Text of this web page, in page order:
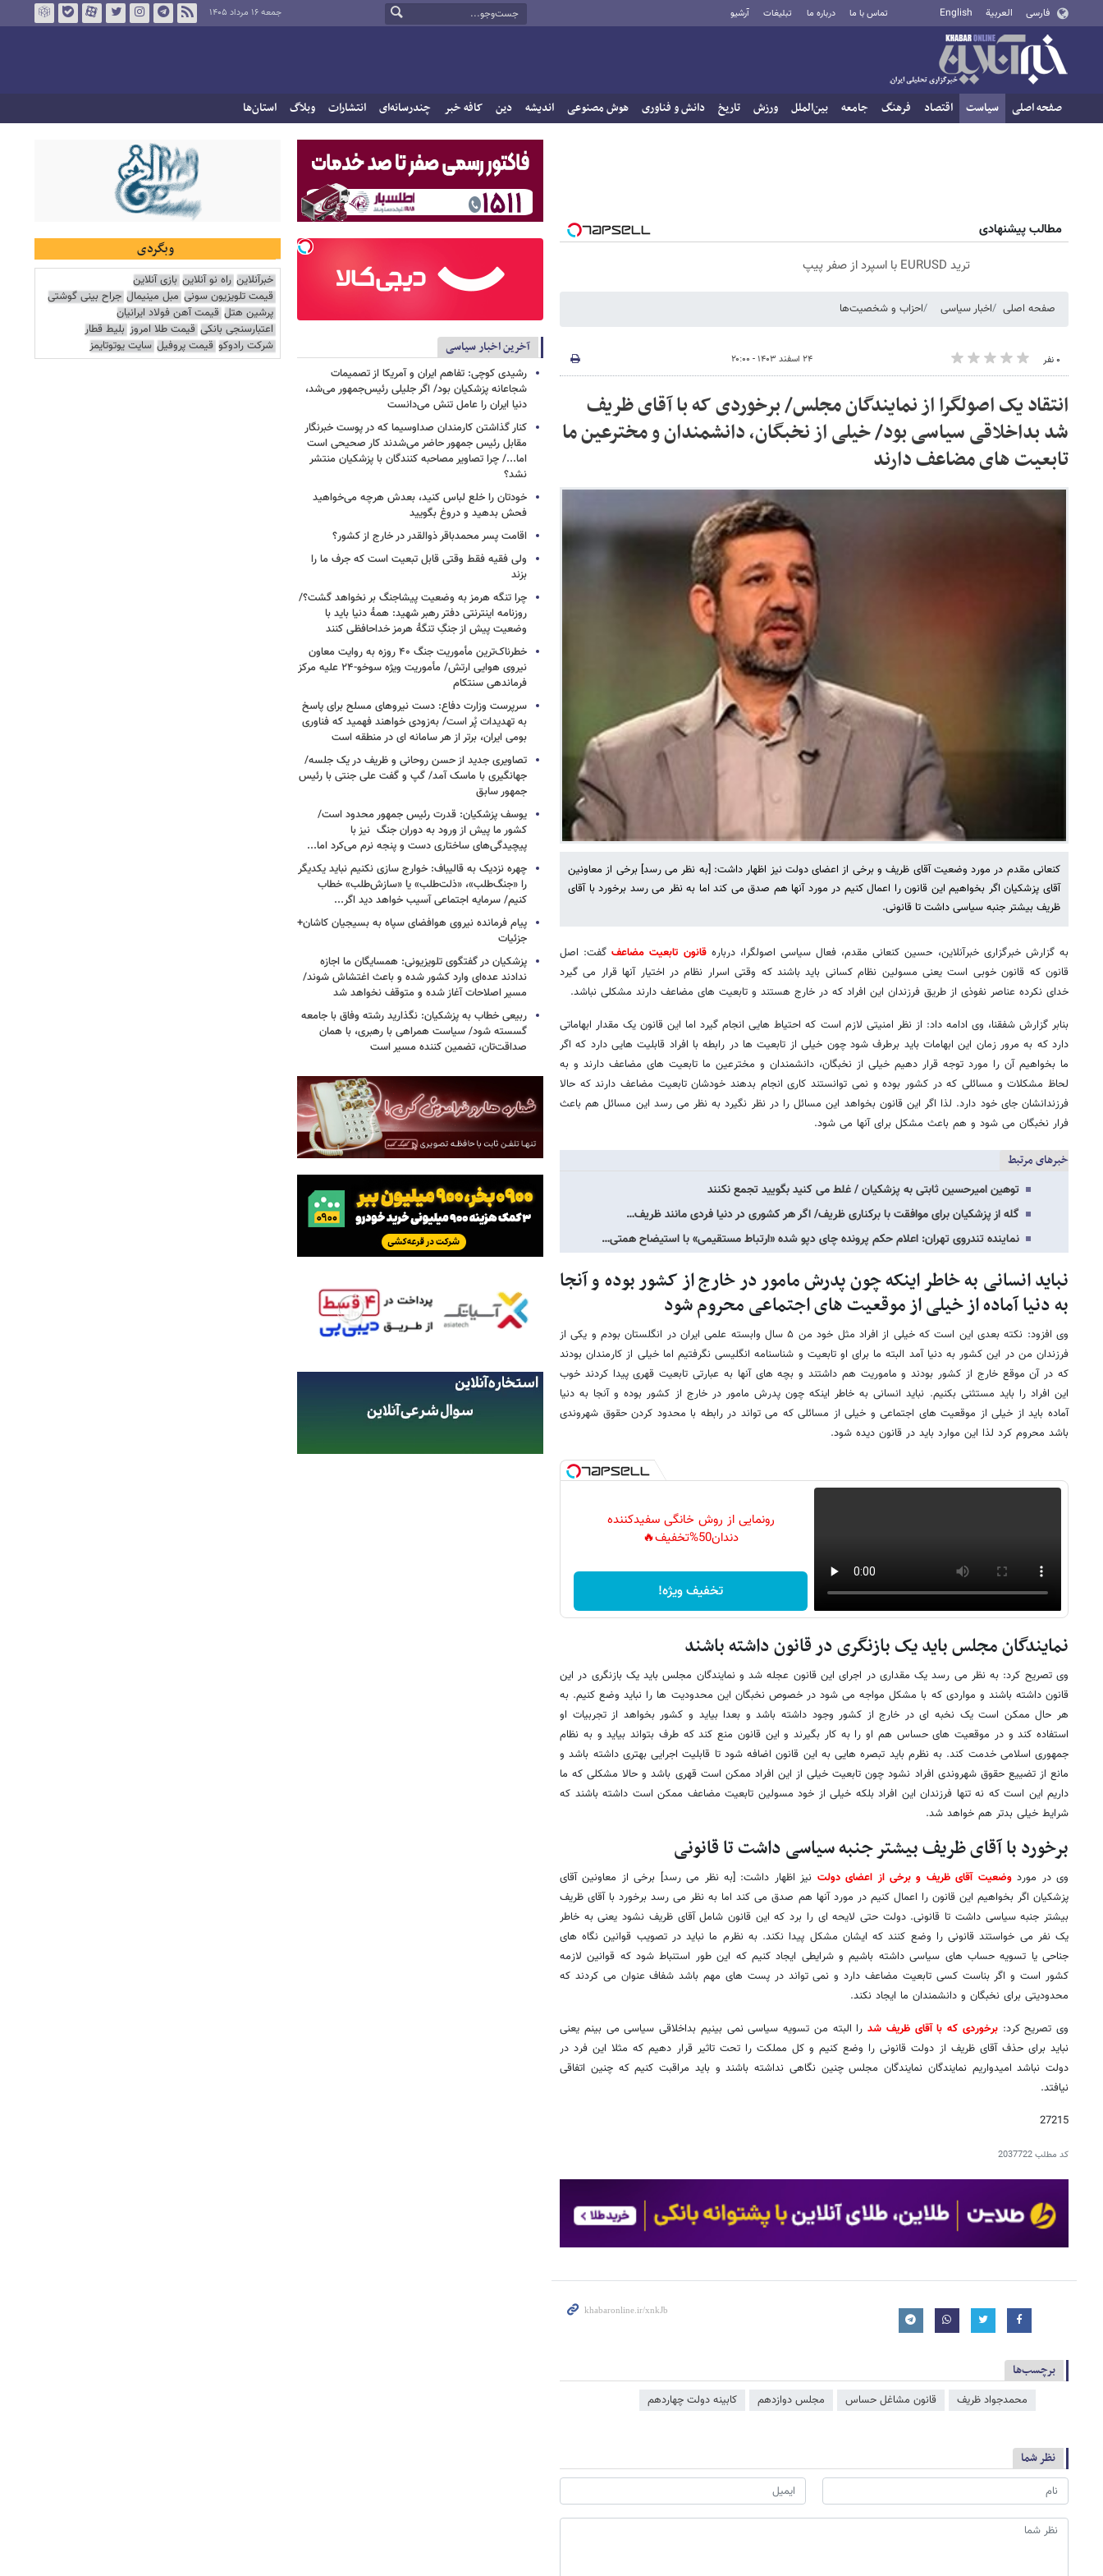
فارسی العربية English تماس با ما درباره ما تبلیغات آرشیو جمعه ۱۶ مرداد ۱۴۰۵
صفحه اصلی سیاست اقتصاد فرهنگ جامعه بین‌الملل ورزش تاریخ دانش و فناوری هوش مصنوعی اندیشه دین کافه خبر چندرسانه‌ای انتشارات وبلاگ استان‌ها
مطالب پیشنهادی
ترید EURUSD با اسپرد از صفر پیپ
صفحه اصلی اخبار سیاسی احزاب و شخصیت‌ها
۰ نفر ۲۴ اسفند ۱۴۰۳ - ۲۰:۰۰
انتقاد یک اصولگرا از نمایندگان مجلس/ برخوردی که با آقای ظریف
شد بداخلاقی سیاسی بود/ خیلی از نخبگان، دانشمندان و مخترعین ما
تابعیت های مضاعف دارند
کنعانی مقدم در مورد وضعیت آقای ظریف و برخی از اعضای دولت نیز اظهار داشت: [به نظر می رسد] برخی از معاونین
آقای پزشکیان اگر بخواهیم این قانون را اعمال کنیم در مورد آنها هم صدق می کند اما به نظر می رسد برخورد با آقای
ظریف بیشتر جنبه سیاسی داشت تا قانونی.
به گزارش خبرگزاری خبرآنلاین، حسین کنعانی مقدم، فعال سیاسی اصولگرا، دربارهقانون تابعیت مضاعفگفت: اصل
قانون که قانون خوبی است یعنی مسولین نظام کسانی باید باشند که وقتی اسرار نظام در اختیار آنها قرار می گیرد
خدای نکرده عناصر نفوذی از طریق فرزندان این افراد که در خارج هستند و تابعیت های مضاعف دارند مشکلی نباشد.
بنابر گزارش شفقنا، وی ادامه داد: از نظر امنیتی لازم است که احتیاط هایی انجام گیرد اما این قانون یک مقدار ابهاماتی
دارد که به مرور زمان این ابهامات باید برطرف شود چون خیلی از تابعیت ها در رابطه با افراد قابلیت هایی دارد که اگر
ما بخواهیم آن را مورد توجه قرار دهیم خیلی از نخبگان، دانشمندان و مخترعین ما تابعیت های مضاعف دارند و به
لحاظ مشکلات و مسائلی که در کشور بوده و نمی توانستند کاری انجام بدهند خودشان تابعیت مضاعف دارند که حالا
فرزندانشان جای خود دارد. لذا اگر این قانون بخواهد این مسائل را در نظر نگیرد به نظر می رسد این مسائل هم باعث
فرار نخبگان می شود و هم باعث مشکل برای آنها می شود.
خبرهای مرتبط
توهین امیرحسین ثابتی به پزشکیان / غلط می کنید بگویید تجمع نکنند
گله از پزشکیان برای موافقت با برکناری ظریف/ اگر هر کشوری در دنیا فردی مانند ظریف…
نماینده تندروی تهران: اعلام حکم پرونده چای دپو شده «ارتباط مستقیمی» با استیضاح همتی…
نباید انسانی به خاطر اینکه چون پدرش مامور در خارج از کشور بوده و آنجا
به دنیا آماده از خیلی از موقعیت های اجتماعی محروم شود
وی افزود: نکته بعدی این است که خیلی از افراد مثل خود من ۵ سال وابسته علمی ایران در انگلستان بودم و یکی از
فرزندان من در این کشور به دنیا آمد البته ما برای او تابعیت و شناسنامه انگلیسی نگرفتیم اما خیلی از کارمندان بودند
که در آن موقع خارج از کشور بودند و ماموریت هم داشتند و بچه های آنها به عبارتی تابعیت قهری پیدا کردند خوب
این افراد را باید مستثنی بکنیم. نباید انسانی به خاطر اینکه چون پدرش مامور در خارج از کشور بوده و آنجا به دنیا
آماده باید از خیلی از موقعیت های اجتماعی و خیلی از مسائلی که می تواند در رابطه با محدود کردن حقوق شهروندی
باشد محروم کرد لذا این موارد باید در قانون دیده شود.
رونمایی از روش خانگی سفیدکننده
دندان50%تخفیف🔥
تخفیف ویژه!
نمایندگان مجلس باید یک بازنگری در قانون داشته باشند
وی تصریح کرد: به نظر می رسد یک مقداری در اجرای این قانون عجله شد و نمایندگان مجلس باید یک بازنگری در این
قانون داشته باشند و مواردی که با مشکل مواجه می شود در خصوص نخبگان این محدودیت ها را نباید وضع کنیم. به
هر حال ممکن است یک نخبه ای در خارج از کشور وجود داشته باشد و بعدا بیاید و کشور بخواهد از تجربیات او
استفاده کند و در موقعیت های حساس هم او را به کار بگیرند و این قانون منع کند که طرف بتواند بیاید و به نظام
جمهوری اسلامی خدمت کند. به نظرم باید تبصره هایی به این قانون اضافه شود تا قابلیت اجرایی بهتری داشته باشد و
مانع از تضییع حقوق شهروندی افراد نشود چون تابعیت خیلی از این افراد ممکن است قهری باشد و حالا مشکلی که ما
داریم این است که نه تنها فرزندان این افراد بلکه خیلی از خود مسولین تابعیت مضاعف ممکن است داشته باشند که
شرایط خیلی بدتر هم خواهد شد.
برخورد با آقای ظریف بیشتر جنبه سیاسی داشت تا قانونی
وی در موردوضعیت آقای ظریف و برخی از اعضای دولت نیز اظهار داشت: [به نظر می رسد] برخی از معاونین آقای
پزشکیان اگر بخواهیم این قانون را اعمال کنیم در مورد آنها هم صدق می کند اما به نظر می رسد برخورد با آقای ظریف
بیشتر جنبه سیاسی داشت تا قانونی. دولت حتی لایحه ای را برد که این قانون شامل آقای ظریف نشود یعنی به خاطر
یک نفر می خواستند قانونی را وضع کنند که ایشان مشکل پیدا نکند. به نظرم ما نباید در تصویب قوانین نگاه های
جناحی یا تسویه حساب های سیاسی داشته باشیم و شرایطی ایجاد کنیم که این طور استنباط شود که قوانین لازمه
کشور است و اگر بناست کسی تابعیت مضاعف دارد و نمی تواند در پست های مهم باشد شفاف عنوان می کردند که
محدودیتی برای نخبگان و دانشمندان ما ایجاد نکند.
وی تصریح کرد:برخوردی که با آقای ظریف شد را البته من تسویه سیاسی نمی بینیم بداخلاقی سیاسی می بینم یعنی
نباید برای حذف آقای ظریف از دولت قانونی را وضع کنیم و کل مملکت را تحت تاثیر قرار دهیم که مثلا این فرد در
دولت نباشد امیدواریم نمایندگان نمایندگان مجلس چنین نگاهی نداشته باشند و باید مراقبت کنیم که چنین اتفاقی
نیافتد.
27215
کد مطلب2037722
برچسب‌ها
محمدجواد ظریف قانون مشاغل حساس مجلس دوازدهم کابینه دولت چهاردهم
نظر شما
آخرین اخبار سیاسی
رشیدی کوچی: تفاهم ایران و آمریکا از تصمیمات
شجاعانه پزشکیان بود/ اگر جلیلی رئیس‌جمهور می‌شد،
دنیا ایران را عامل تنش می‌دانست
کنار گذاشتن کارمندان صداوسیما که در پوست خبرنگار
مقابل رئیس جمهور حاضر می‌شدند کار صحیحی است
اما.../ چرا تصاویر مصاحبه کنندگان با پزشکیان منتشر
نشد؟
خودتان را خلع لباس کنید، بعدش هرچه می‌خواهید
فحش بدهید و دروغ بگویید
اقامت پسر محمدباقر ذوالقدر در خارج از کشور؟
ولی فقیه فقط وقتی قابل تبعیت است که جرف ما را
بزند
چرا تنگه هرمز به وضعیت پیشاجنگ بر نخواهد گشت؟/
روزنامه اینترنتی دفتر رهبر شهید: همۀ دنیا باید با
وضعیت پیش از جنگِ تنگۀ هرمز خداحافظی کنند
خطرناک‌ترین مأموریت جنگ ۴۰ روزه به روایت معاون
نیروی هوایی ارتش/ مأموریت ویژه سوخو-۲۴ علیه مرکز
فرماندهی سنتکام
سرپرست وزارت دفاع: دست نیروهای مسلح برای پاسخ
به تهدیدات پُر است/ به‌زودی خواهند فهمید که فناوری
بومی ایران، برتر از هر سامانه ای در منطقه است
تصاویری جدید از حسن روحانی و ظریف در یک جلسه/
جهانگیری با ماسک آمد/ گپ و گفت علی جنتی با رئیس
جمهور سابق
یوسف پزشکیان: قدرت رئیس‌ جمهور محدود است/
کشور ما پیش از ورود به دوران جنگ نیز با
پیچیدگی‌های ساختاری دست و پنجه نرم می‌کرد اما...
چهره نزدیک به قالیباف: خوارج سازی نکنیم نباید یکدیگر
را «جنگ‌طلب»، «ذلت‌طلب» یا «سازش‌طلب» خطاب
کنیم/ سرمایه اجتماعی آسیب خواهد دید اگر...
پیام فرمانده نیروی هوافضای سپاه به بسیجیان کاشان+
جزئیات
پزشکیان در گفتگوی تلویزیونی: همسایگان ما اجازه
ندادند عده‌ای وارد کشور شده و باعث اغتشاش شوند/
مسیر اصلاحات آغاز شده و متوقف نخواهد شد
ربیعی خطاب به پزشکیان: نگذارید رشته وفاق با جامعه
گسسته شود/ سیاست همراهی با رهبری، با همان
صداقت‌تان، تضمین کننده مسیر است
وبگردی
خبرآنلاین راه نو آنلاین بازی آنلاین
قیمت تلویزیون سونی مبل مینیمال جراح بینی گوشتی
پرشین هتل قیمت آهن فولاد ایرانیان
اعتبارسنجی بانکی قیمت طلا امروز بلیط قطار
شرکت رادوکو قیمت پروفیل سایت یوتوتایمز